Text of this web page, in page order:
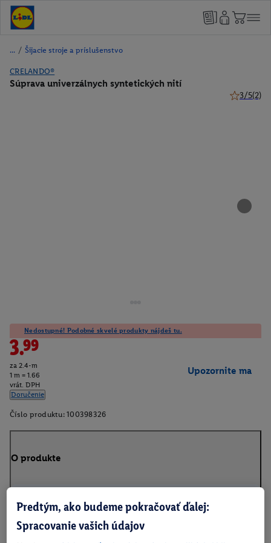
/ Šijacie stroje a príslušenstvo
CRELANDO®
Súprava univerzálnych syntetických nití
3/5(2)
Nedostupné! Podobné skvelé produkty nájdeš tu.
3.99
za 2.4-m
1 m = 1.66
vrát. DPH
Doručenie
Upozornite ma
Číslo produktu: 100398326
O produkte
Predtým, ako budeme pokračovať ďalej:
Spracovanie vašich údajov